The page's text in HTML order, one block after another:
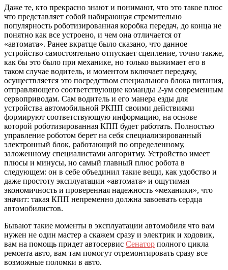
Даже те, кто прекрасно знают и понимают, что это такое плюс
что представляет собой набирающая стремительно
популярность роботизированная коробка передач, до конца не
понятно как все устроено, и чем она отличается от
«автомата». Ранее вкратце было сказано, что данное
устройство самостоятельно отпускает сцепление, точно также,
как бы это было при механике, но только выжимает его в
таком случае водитель, и моментом включает передачу,
осуществляется это посредством специального блока питания,
отправляющего соответствующие команды 2-ум современным
сервоприводам. Сам водитель и его манера езды для
устройства автомобильной РКПП своими действиями
формируют соответствующую информацию, на основе
которой роботизированная КПП будет работать. Полностью
управление роботом берет на себя специализированный
электронный блок, работающий по определенному,
заложенному специалистами алгоритму. Устройство имеет
плюсы и минусы, но самый главный плюс робота в
следующем: он в себе объединил такие вещи, как удобство и
даже простоту эксплуатации «автомата» и ощутимая
экономичность и проверенная надежность «механики», что
значит: такая КПП непременно должна завоевать сердца
автомобилистов.
Бывают такие моменты в эксплуатации автомобиля что вам
нужен не один мастер а скажем сразу и электрик и ходовик,
вам на помощь придет автосервис Сенатор полного цикла
ремонта авто, вам там помогут отремонтировать сразу все
возможные поломки в авто.